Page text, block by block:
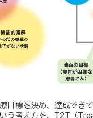
目標を決め、達成でき
う考え方を、T2T（